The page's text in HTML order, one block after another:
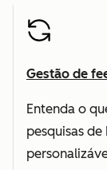
Gestão de
Entenda o
pesquisas de